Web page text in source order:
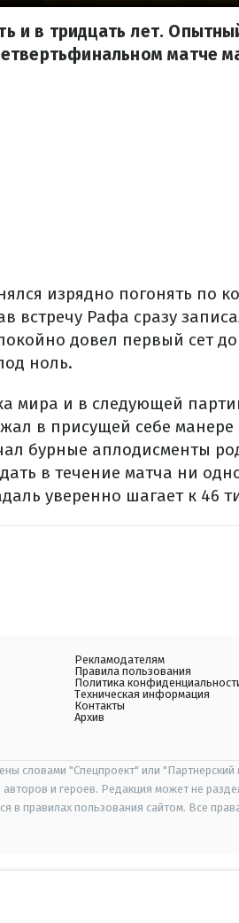
и в тридцать лет.
матче
изрядно погонять по
встречу Рафа сразу
довел первый сет
ноль.
мира и в следующей
в присущей себе манере
бурные аплодисменты
в течение матча ни
уверенно шагает к 46
Рекламодателям
Правила пользования
Политика
Техническая информация
Контакты
Архив
словами "Спецпроект" или
и героев. Редакция может не
в правилах пользования сайтом. Все